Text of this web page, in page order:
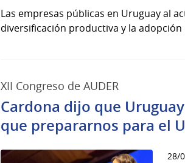
Las empresas públicas en Uruguay al
diversificación productiva y la
XII Congreso de AUDER
Cardona dijo que
que prepararnos para el
28/